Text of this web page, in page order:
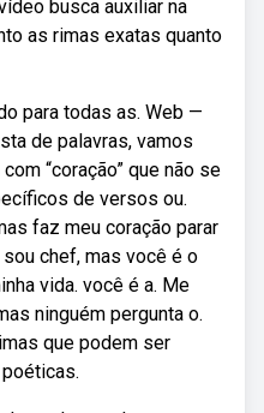
busca auxiliar na
as rimas exatas quanto
para todas as. Web —
de palavras, vamos
“coração” que não se
de versos ou.
faz meu coração parar
chef, mas você é o
vida. você é a. Me
ninguém pergunta o.
que podem ser